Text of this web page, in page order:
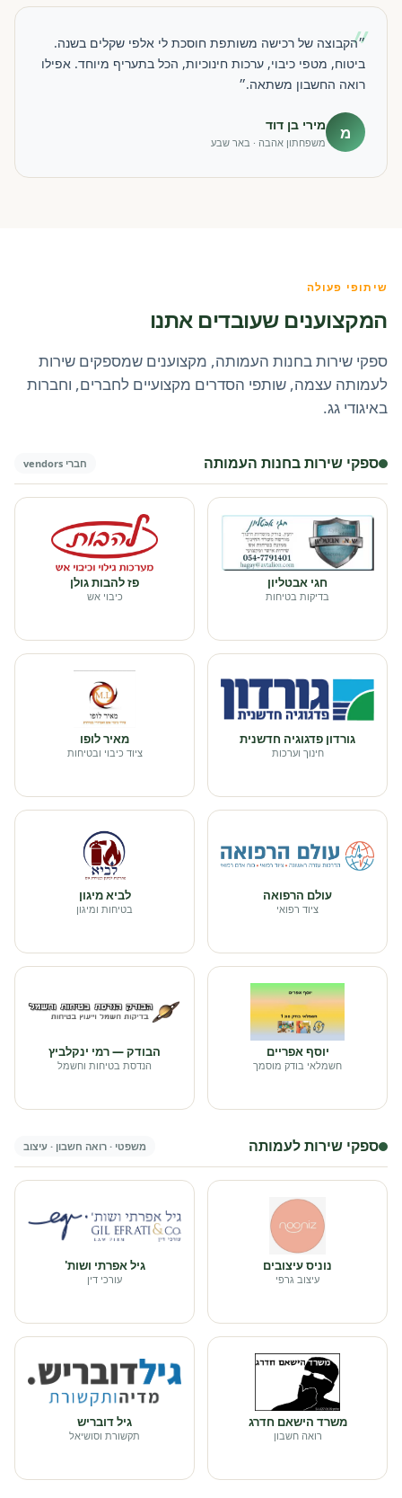
״
״הקבוצה של רכישה משותפת חוסכת לי אלפי שקלים בשנה.
ביטוח, מטפי כיבוי, ערכות חינוכיות, הכל בתעריף מיוחד. אפילו
רואה החשבון משתאה.״
מ מירי בן דוד
משפחתון אהבה · באר שבע
שיתופי פעולה
המקצוענים שעובדים אתנו
ספקי שירות בחנות העמותה, מקצוענים שמספקים שירות
לעמותה עצמה, שותפי הסדרים מקצועיים לחברים, וחברות
באיגודי גג.
ספקי שירות בחנות העמותה חברי vendors
חגי אבטליון
בדיקות בטיחות
פז להבות גולן
כיבוי אש
גורדון פדגוגיה חדשנית
חינוך וערכות
מאיר לופו
ציוד כיבוי ובטיחות
עולם הרפואה
ציוד רפואי
לביא מיגון
בטיחות ומיגון
יוסף אפריים
חשמלאי בודק מוסמך
הבודק — רמי ינקלביץ
הנדסת בטיחות וחשמל
ספקי שירות לעמותה משפטי · רואה חשבון · עיצוב
נוניס עיצובים
עיצוב גרפי
גיל אפרתי ושות'
עורכי דין
משרד הישאם חדרג
רואה חשבון
גיל דובריש
תקשורת וסושיאל